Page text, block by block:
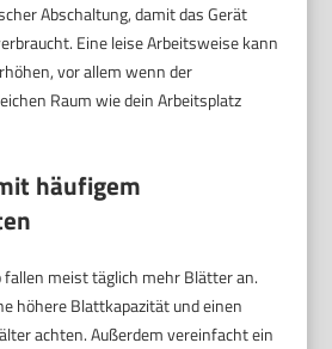
Abschaltung, damit das Gerät
Eine leise Arbeitsweise kann
vor allem wenn der
Raum wie dein Arbeitsplatz
häufigem
fallen meist täglich mehr Blätter an.
höhere Blattkapazität und einen
achten. Außerdem vereinfacht ein